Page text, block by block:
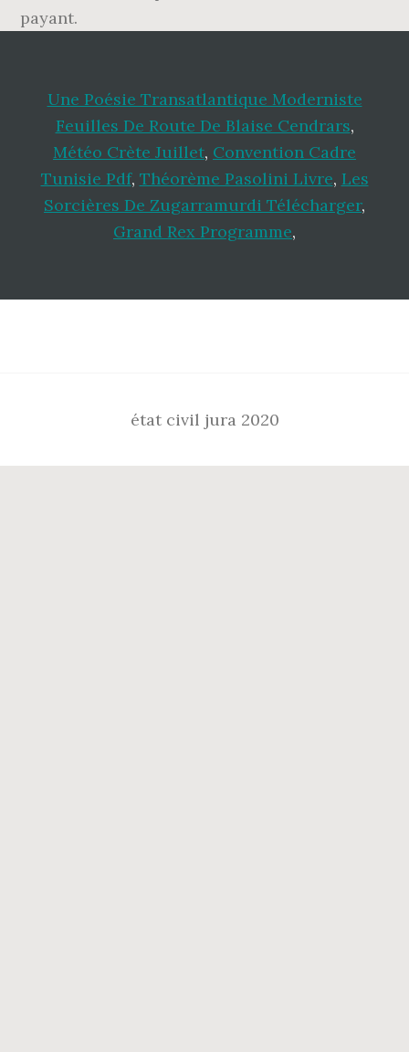
payant.
Une Poésie Transatlantique Moderniste
Feuilles De Route De Blaise Cendrars,
Météo Crète Juillet, Convention Cadre
Tunisie Pdf, Théorème Pasolini Livre, Les
Sorcières De Zugarramurdi Télécharger,
Grand Rex Programme,
état civil jura 2020